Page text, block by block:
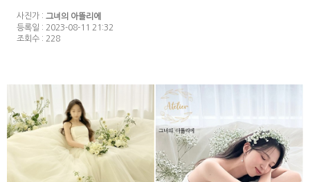
사진가 : 그녀의 아뜰리에
등록일 : 2023-08-11 21:32
조회수 : 228
032 클래식아틀리에 031 클래식아틀리에